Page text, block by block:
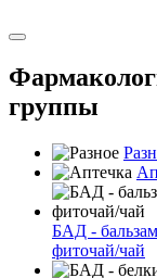
группы
БАД -
фиточай/чай